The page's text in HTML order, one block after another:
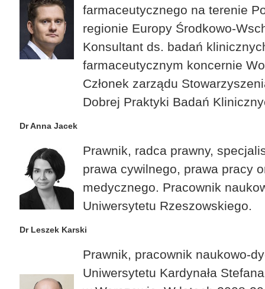
farmaceutycznego na terenie
regionie Europy Środkowo-
Konsultant ds. badań
farmaceutycznym koncernie
Członek zarządu
Dobrej Praktyki Badań
Dr Anna Jacek
Prawnik, radca prawny,
prawa cywilnego, prawa pracy
medycznego. Pracownik
Uniwersytetu Rzeszowskiego.
Dr Leszek Karski
Prawnik, pracownik naukowo-
Uniwersytetu Kardynała